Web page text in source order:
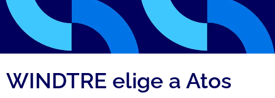
WINDTRE elige a Atos